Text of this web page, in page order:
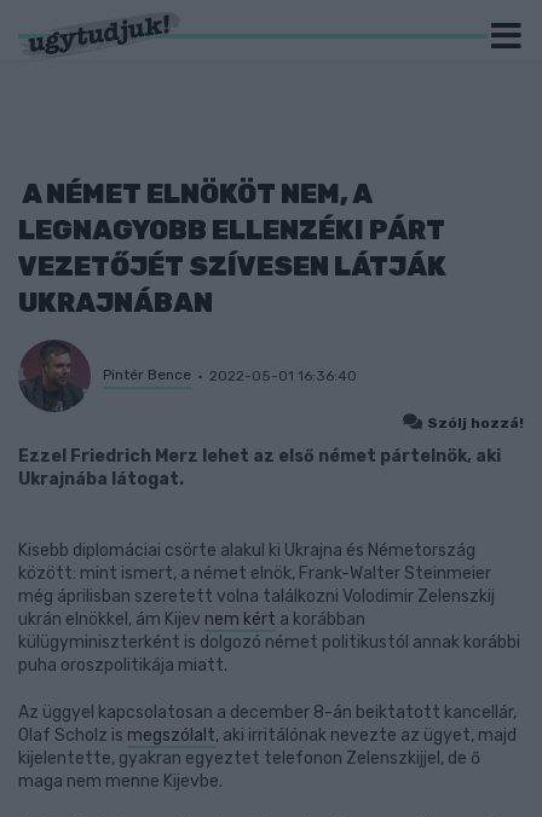
A NÉMET ELNÖKÖT NEM, A
LEGNAGYOBB ELLENZÉKI PÁRT
VEZETŐJÉT SZÍVESEN LÁTJÁK
UKRAJNÁBAN
Pintér Bence 2022-05-01 16:36:40
Szólj hozzá!
Ezzel Friedrich Merz lehet az első német pártelnök, aki
Ukrajnába látogat.
Kisebb diplomáciai csörte alakul ki Ukrajna és Németország
között: mint ismert, a német elnök, Frank-Walter Steinmeier
még áprilisban szeretett volna találkozni Volodimir Zelenszkij
ukrán elnökkel, ám Kijev nem kért a korábban
külügyminiszterként is dolgozó német politikustól annak korábbi
puha oroszpolitikája miatt.
Az üggyel kapcsolatosan a december 8-án beiktatott kancellár,
Olaf Scholz is megszólalt, aki irritálónak nevezte az ügyet, majd
kijelentette, gyakran egyeztet telefonon Zelenszkijjel, de ő
maga nem menne Kijevbe.